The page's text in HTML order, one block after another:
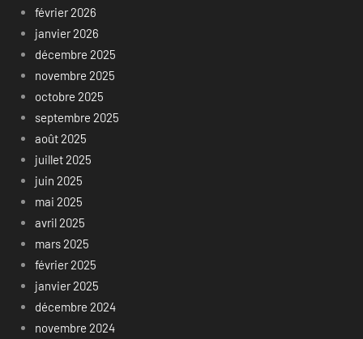
février 2026
janvier 2026
décembre 2025
novembre 2025
octobre 2025
septembre 2025
août 2025
juillet 2025
juin 2025
mai 2025
avril 2025
mars 2025
février 2025
janvier 2025
décembre 2024
novembre 2024